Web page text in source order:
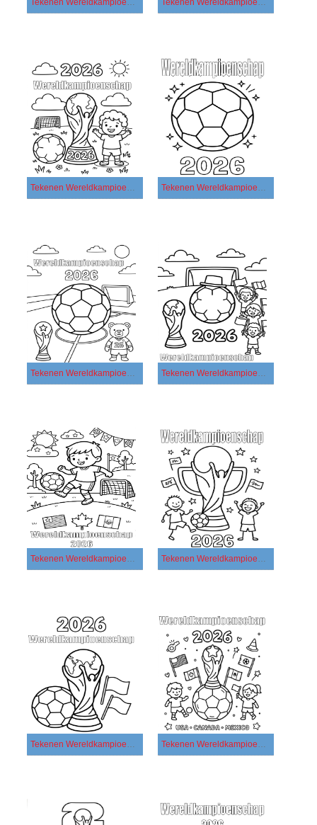
Tekenen Wereldkampioenschap 2026 afdrukbaar voor kinderen Tekenen Wereldkampioenschap 2026 afdrukbaar
Tekenen Wereldkampioenschap 2026 basis Tekenen Wereldkampioenschap 2026 eenvoudig
Tekenen Wereldkampioenschap 2026 gratis afdrukbaar basis Tekenen Wereldkampioenschap 2026 gratis afdrukbaar eenvoudig
Tekenen Wereldkampioenschap 2026 gratis afdrukbaar simpel Tekenen Wereldkampioenschap 2026 gratis afdrukbaar
Tekenen Wereldkampioenschap 2026 gratis basis Tekenen Wereldkampioenschap 2026 gratis eenvoudig